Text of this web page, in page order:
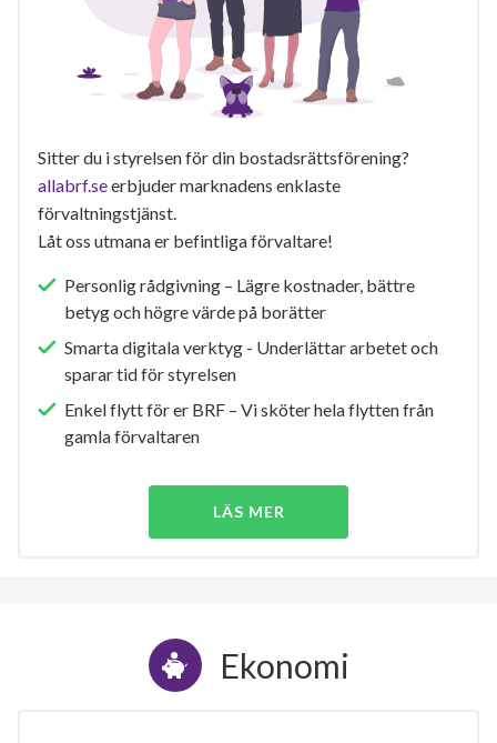
Sitter du i styrelsen för din bostadsrättsförening?
allabrf.seerbjuder marknadens enklaste
förvaltningstjänst.
Låt oss utmana er befintliga förvaltare!
Personlig rådgivning – Lägre kostnader, bättre
betyg och högre värde på borätter
Smarta digitala verktyg - Underlättar arbetet och
sparar tid för styrelsen
Enkel flytt för er BRF – Vi sköter hela flytten från
gamla förvaltaren
LÄS MER
Ekonomi